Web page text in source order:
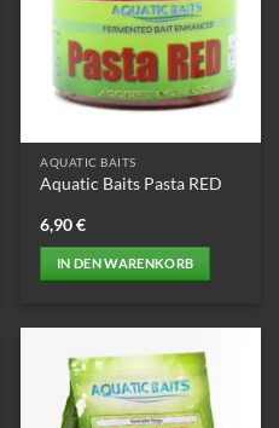
AQUATIC BAITS
Aquatic Baits Pasta RED
6,90€
IN DEN WARENKORB